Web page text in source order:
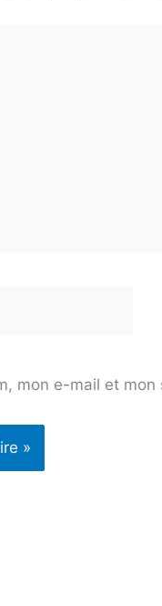
mon e-mail et